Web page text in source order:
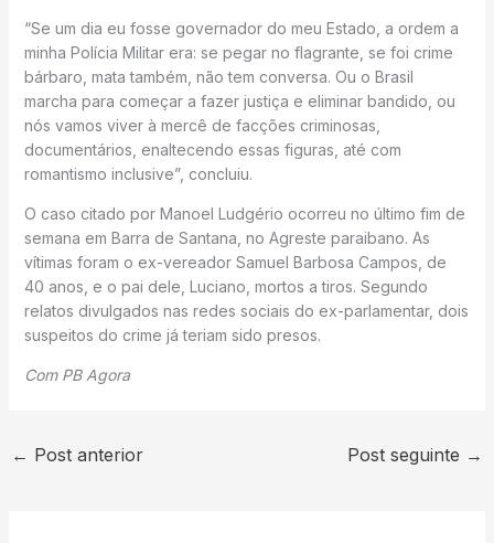
“Se um dia eu fosse governador do meu Estado, a ordem a
minha Polícia Militar era: se pegar no flagrante, se foi crime
bárbaro, mata também, não tem conversa. Ou o Brasil
marcha para começar a fazer justiça e eliminar bandido, ou
nós vamos viver à mercê de facções criminosas,
documentários, enaltecendo essas figuras, até com
romantismo inclusive”, concluiu.
O caso citado por Manoel Ludgério ocorreu no último fim de
semana em Barra de Santana, no Agreste paraibano. As
vítimas foram o ex-vereador Samuel Barbosa Campos, de
40 anos, e o pai dele, Luciano, mortos a tiros. Segundo
relatos divulgados nas redes sociais do ex-parlamentar, dois
suspeitos do crime já teriam sido presos.
Com PB Agora
← Post anterior Post seguinte →